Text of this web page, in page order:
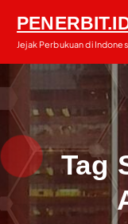
p
n
n
Jejak Perbukuan di
Tag